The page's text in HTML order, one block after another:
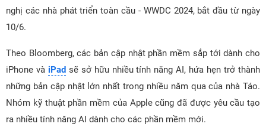
nghị các nhà phát triển toàn cầu - WWDC 2024, bắt đầu từ ngày
10/6.
Theo Bloomberg, các bản cập nhật phần mềm sắp tới dành cho
iPhone và iPadsẽ sở hữu nhiều tính năng AI, hứa hẹn trở thành
những bản cập nhật lớn nhất trong nhiều năm qua của nhà Táo.
Nhóm kỹ thuật phần mềm của Apple cũng đã được yêu cầu tạo
ra nhiều tính năng AI dành cho các phần mềm mới.